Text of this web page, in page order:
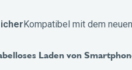
Kompatibel mit dem
Laden von